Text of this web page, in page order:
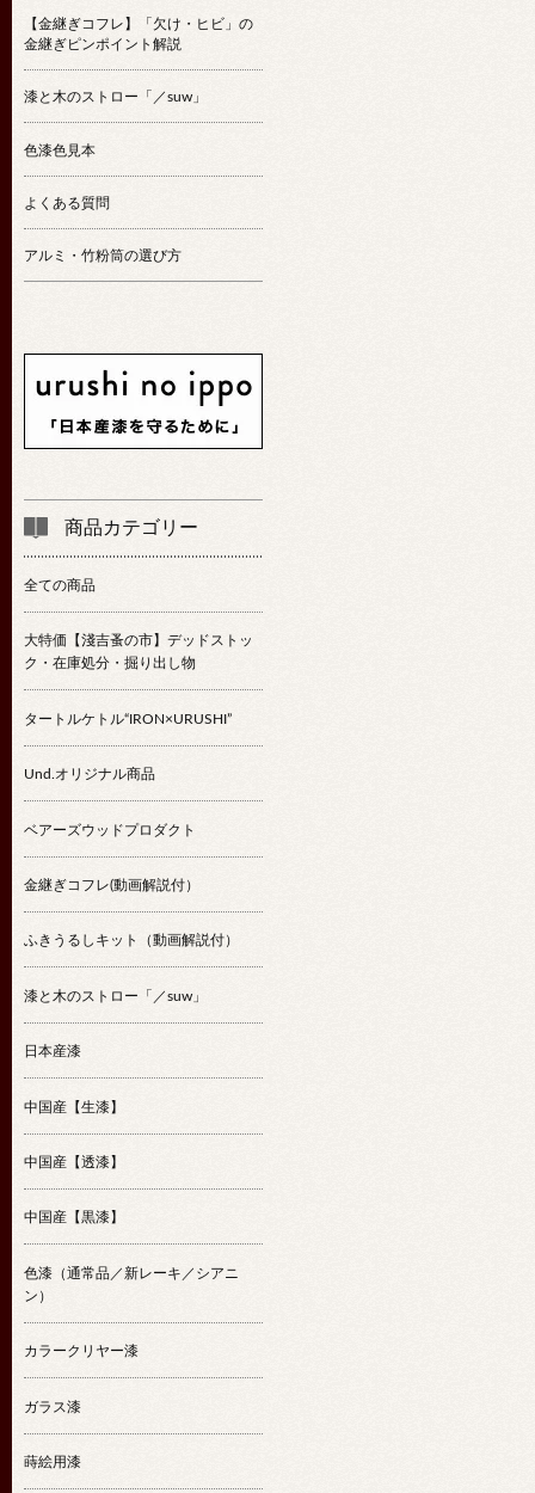
【金継ぎコフレ】「欠け・ヒビ」の
金継ぎピンポイント解説
漆と木のストロー「／suw」
色漆色見本
よくある質問
アルミ・竹粉筒の選び方
商品カテゴリー
全ての商品
大特価【淺吉蚤の市】デッドストッ
ク・在庫処分・掘り出し物
タートルケトル“IRON×URUSHI”
Und.オリジナル商品
ベアーズウッドプロダクト
金継ぎコフレ(動画解説付）
ふきうるしキット（動画解説付）
漆と木のストロー「／suw」
日本産漆
中国産【生漆】
中国産【透漆】
中国産【黒漆】
色漆（通常品／新レーキ／シアニ
ン）
カラークリヤー漆
ガラス漆
蒔絵用漆